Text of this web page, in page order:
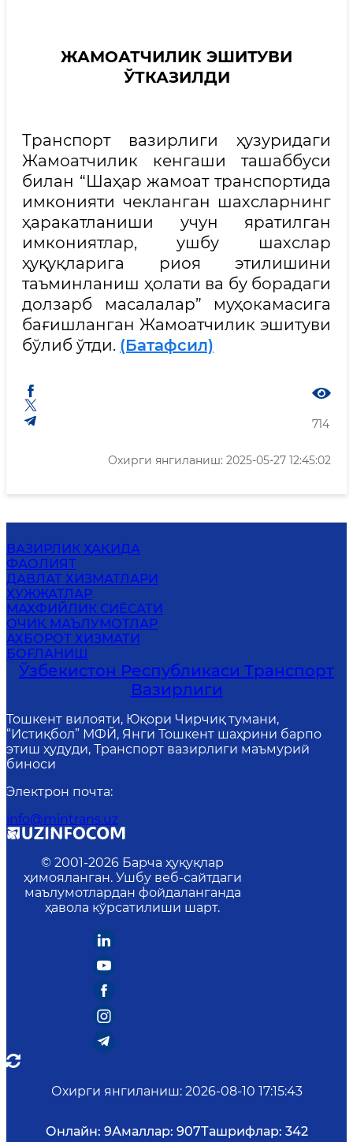
ЖАМОАТЧИЛИК ЭШИТУВИ
ЎТКАЗИЛДИ
Транспорт вазирлиги ҳузуридаги
Жамоатчилик кенгаши ташаббуси
билан “Шаҳар жамоат транспортида
имконияти чекланган шахсларнинг
ҳаракатланиши учун яратилган
имкониятлар, ушбу шахслар
ҳуқуқларига риоя этилишини
таъминланиш ҳолати ва бу борадаги
долзарб масалалар” муҳокамасига
бағишланган Жамоатчилик эшитуви
бўлиб ўтди. (Батафсил)
714
Охирги янгиланиш: 2025-05-27 12:45:02
ВАЗИРЛИК ҲАҚИДА
ФАОЛИЯТ
ДАВЛАТ ХИЗМАТЛАРИ
ҲУЖЖАТЛАР
MАХФИЙЛИК СИЁСАТИ
ОЧИҚ МАЪЛУМОТЛАР
АХБОРОТ ХИЗМАТИ
БОҒЛАНИШ
Ўзбекистон Республикаси Транспорт
Вазирлиги
Тошкент вилояти, Юқори Чирчиқ тумани,
“Истиқбол” МФЙ, Янги Тошкент шаҳрини барпо
этиш ҳудуди, Транспорт вазирлиги маъмурий
биноси
Электрон почта:
info@mintrans.uz
© 2001-2026 Барча ҳуқуқлар
ҳимояланган. Ушбу веб-сайтдаги
маълумотлардан фойдаланганда
ҳавола кўрсатилиши шарт.
Охирги янгиланиш: 2026-08-10 17:15:43
Онлайн: 9Амаллар: 907Ташрифлар: 342